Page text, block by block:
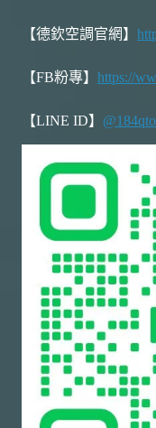
【德欽空調官網】
【FB粉專】 https://
【LINE ID】